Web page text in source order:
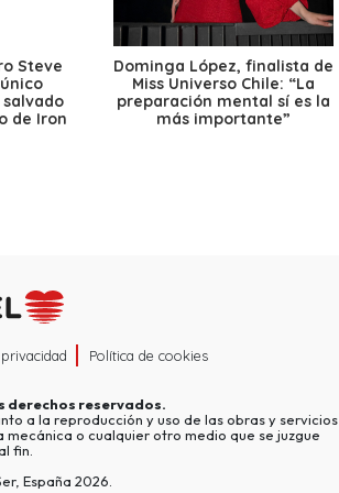
Steve
de Iron
Dominga López, finalista de
Miss Universo Chile: “La
preparación mental sí es la
más importante”
Política de cookies
derechos reservados.
a la reproducción y uso de las obras y servicios
o cualquier otro medio que se juzgue
fin.
España 2026.